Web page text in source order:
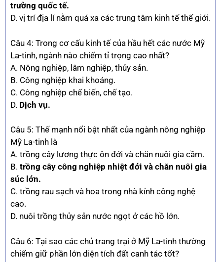
trường quốc tế.
D. vị trí địa lí nằm quá xa các trung tâm kinh tế thế giới.
Câu 4: Trong cơ cấu kinh tế của hầu hết các nước Mỹ
La-tinh, ngành nào chiếm tỉ trọng cao nhất?
A. Nông nghiệp, lâm nghiệp, thủy sản.
B. Công nghiệp khai khoáng.
C. Công nghiệp chế biến, chế tạo.
D. Dịch vụ.
Câu 5: Thế mạnh nổi bật nhất của ngành nông nghiệp
Mỹ La-tinh là
A. trồng cây lương thực ôn đới và chăn nuôi gia cầm.
B. trồng cây công nghiệp nhiệt đới và chăn nuôi gia
súc lớn.
C. trồng rau sạch và hoa trong nhà kính công nghệ
cao.
D. nuôi trồng thủy sản nước ngọt ở các hồ lớn.
Câu 6: Tại sao các chủ trang trại ở Mỹ La-tinh thường
chiếm giữ phần lớn diện tích đất canh tác tốt?